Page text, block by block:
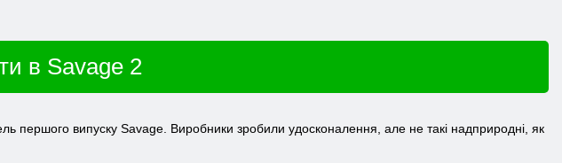
в Savage 2
першого випуску Savage. Виробники зробили удосконалення, але не такі надприродні, як